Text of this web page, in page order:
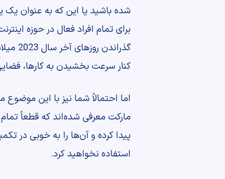
شده باشید یا این که به عنوان یک
برای تمام افراد فعال در حوزه
کنار سرعت بخشیدن به کارها،
اما احتمالاً شما نیز با این
مارکت معرفی شده‌اند که قطعاً تمام
پیدا کرده و آن‌ها را به خوبی در
استفاده نخواهید کرد.